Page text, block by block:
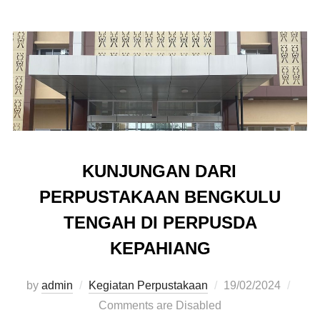
KUNJUNGAN DARI
PERPUSTAKAAN BENGKULU
TENGAH DI PERPUSDA
KEPAHIANG
by admin Kegiatan Perpustakaan
19/02/2024
Comments are Disabled